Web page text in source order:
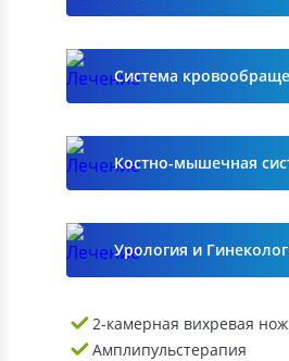
Система
Костно-мышечная
Урология и
2-камерная вихревая
Амплипульстерапия